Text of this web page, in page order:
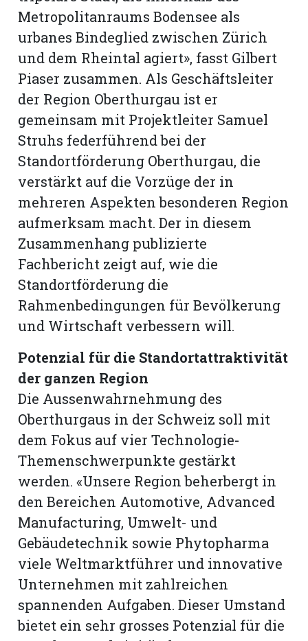
Metropolitanraums Bodensee als
urbanes Bindeglied zwischen Zürich
und dem Rheintal agiert», fasst Gilbert
Piaser zusammen. Als Geschäftsleiter
der Region Oberthurgau ist er
gemeinsam mit Projektleiter Samuel
Struhs federführend bei der
Standortförderung Oberthurgau, die
verstärkt auf die Vorzüge der in
mehreren Aspekten besonderen Region
aufmerksam macht. Der in diesem
Zusammenhang publizierte
Fachbericht zeigt auf, wie die
Standortförderung die
Rahmenbedingungen für Bevölkerung
und Wirtschaft verbessern will.
Potenzial für die Standortattraktivität
der ganzen Region
Die Aussenwahrnehmung des
Oberthurgaus in der Schweiz soll mit
dem Fokus auf vier Technologie-
Themenschwerpunkte gestärkt
werden. «Unsere Region beherbergt in
den Bereichen Automotive, Advanced
Manufacturing, Umwelt- und
Gebäudetechnik sowie Phytopharma
viele Weltmarktführer und innovative
Unternehmen mit zahlreichen
spannenden Aufgaben. Dieser Umstand
bietet ein sehr grosses Potenzial für die